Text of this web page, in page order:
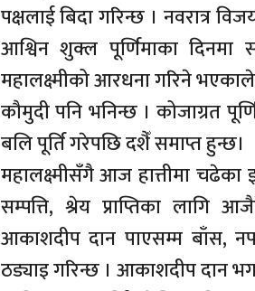
पक्षलाई बिदा गरिन्छ । नवरात्र
आश्विन शुक्ल पूर्णिमाका दिनमा
महालक्ष्मीको आरधना गरिने
कौमुदी पनि भनिन्छ । कोजाग्रत
बलि पूर्ति गरेपछि दशैँ समाप्त हुन्छ।
महालक्ष्मीसँगै आज हात्तीमा चढेका
सम्पत्ति, श्रेय प्राप्तिका
आकाशदीप दान पाएसम्म बाँस,
ठड्याइ गरिन्छ । आकाशदीप दान